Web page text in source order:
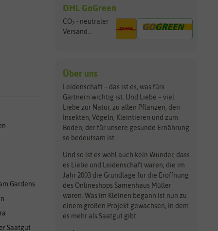
Gardens
Saatgut
DHL GoGreen
CO2 - neutraler
Versand...
Über uns
Leidenschaft – das ist es, was fürs
Gärtnern wichtig ist. Und Liebe – viel
Liebe zur Natur, zu allen Pflanzen, den
Insekten, Vögeln, Kleintieren und zum
Boden, der für unsere gesunde Ernährung
so bedeutsam ist.
Und so ist es wohl auch kein Wunder, dass
es Liebe und Leidenschaft waren, die im
Jahr 2003 die Grundlage für die Eröffnung
des Onlineshops Samenhaus Müller
waren. Was im Kleinen begann ist nun zu
einem großen Projekt gewachsen, in dem
es mehr als Saatgut gibt.